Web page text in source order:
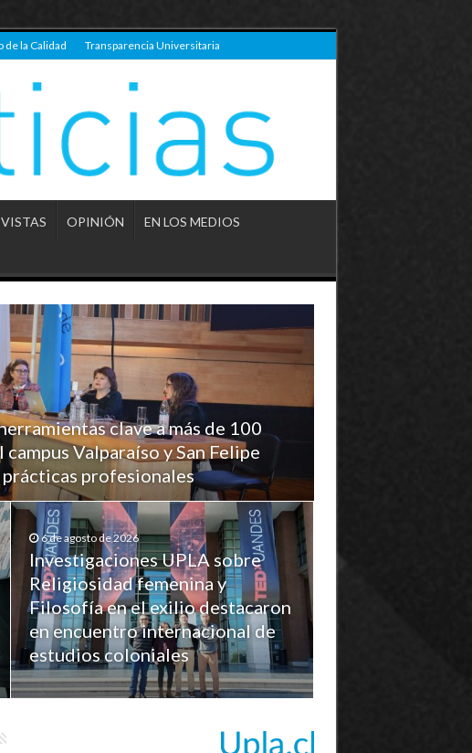
la Calidad Transparencia Universitaria
OPINIÓN EN LOS MEDIOS
clave a más de 100
Valparaíso y San Felipe
profesionales
6 de agosto de 2026
Investigaciones UPLA sobre
Religiosidad femenina y
Filosofía en el exilio destacaron
en encuentro internacional de
estudios coloniales